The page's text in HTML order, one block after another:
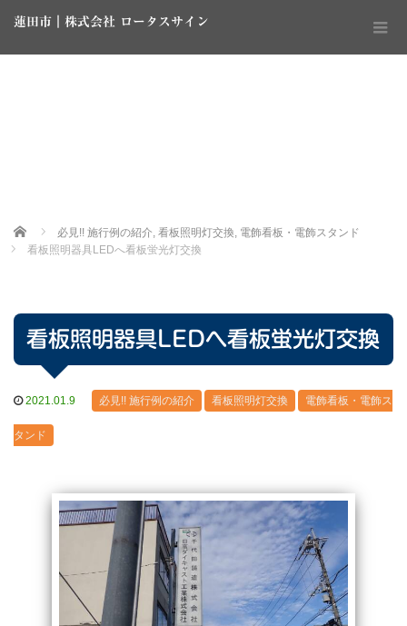
蓮田市｜株式会社 ロータスサイン
Home 必見!! 施行例の紹介, 看板照明灯交換, 電飾看板・電飾スタンド
看板照明器具LEDへ看板蛍光灯交換
看板照明器具LEDへ看板蛍光灯交換
2021.01.9 必見!! 施行例の紹介 看板照明灯交換 電飾看板・電飾ス
タンド